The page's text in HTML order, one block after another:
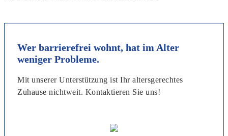
Wer barrierefrei wohnt, hat im Alter
weniger Probleme.
Mit unserer Unterstützung ist Ihr altersgerechtes
Zuhause nichtweit. Kontaktieren Sie uns!